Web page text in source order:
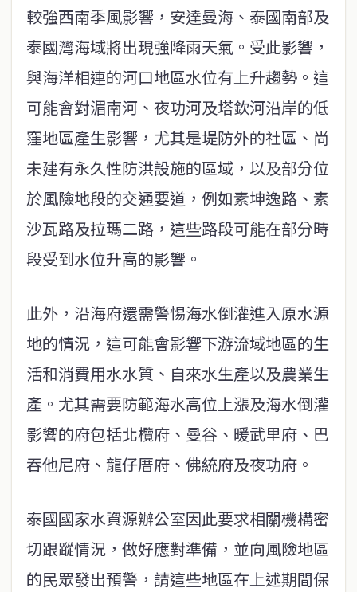
較強西南季風影響，安達曼海、泰國南部及
泰國灣海域將出現強降雨天氣。受此影響，
與海洋相連的河口地區水位有上升趨勢。這
可能會對湄南河、夜功河及塔欽河沿岸的低
窪地區產生影響，尤其是堤防外的社區、尚
未建有永久性防洪設施的區域，以及部分位
於風險地段的交通要道，例如素坤逸路、素
沙瓦路及拉瑪二路，這些路段可能在部分時
段受到水位升高的影響。
此外，沿海府還需警惕海水倒灌進入原水源
地的情況，這可能會影響下游流域地區的生
活和消費用水水質、自來水生產以及農業生
產。尤其需要防範海水高位上漲及海水倒灌
影響的府包括北欖府、曼谷、暖武里府、巴
吞他尼府、龍仔厝府、佛統府及夜功府。
泰國國家水資源辦公室因此要求相關機構密
切跟蹤情況，做好應對準備，並向風險地區
的民眾發出預警，請這些地區在上述期間保